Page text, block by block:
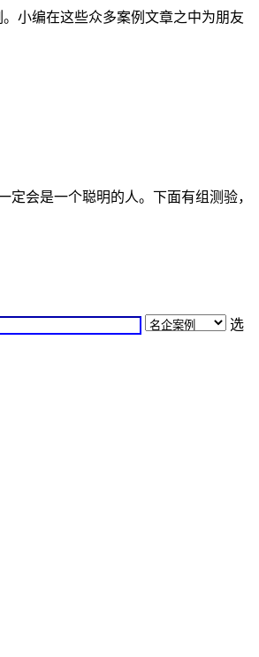
小编在这些众多案例文章之中为朋友
会是一个聪明的人。下面有组测验，
选